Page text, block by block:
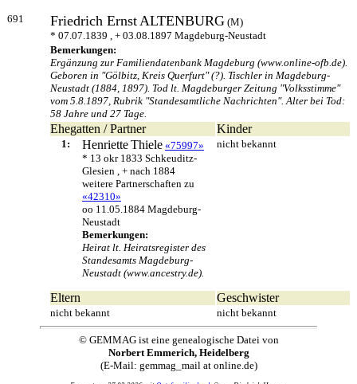
691 Friedrich ErnstALTENBURG (M)
* 07.07.1839 , + 03.08.1897 Magdeburg-Neustadt
Bemerkungen:
Ergänzung zur Familiendatenbank Magdeburg (www.online-ofb.de).
Geboren in "Gölbitz, Kreis Querfurt" (?). Tischler in Magdeburg-
Neustadt (1884, 1897). Tod lt. Magdeburger Zeitung "Volksstimme"
vom 5.8.1897, Rubrik "Standesamtliche Nachrichten". Alter bei Tod:
58 Jahre und 27 Tage.
Ehegatten / Partner Kinder
1: HenrietteThiele «75997»
* 13 okr 1833 Schkeuditz-
Glesien , + nach 1884
weitere Partnerschaften zu
«42310»
oo 11.05.1884 Magdeburg-
Neustadt
Bemerkungen:
Heirat lt. Heiratsregister des
Standesamts Magdeburg-
Neustadt (www.ancestry.de).
nicht bekannt
Eltern Geschwister
nicht bekannt nicht bekannt
© GEMMAG ist eine genealogische Datei von
Norbert Emmerich, Heidelberg
(E-Mail: gemmag_mail at online.de)